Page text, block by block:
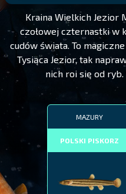
Kraina Wielkich Jezior
czołowej czternastki w
cudów świata. To
Tysiąca Jezior, tak
nich roi się od
MAZURY
POLSKI PISKORZ